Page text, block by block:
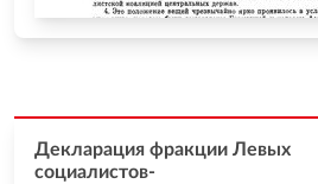
Декларация фракции Левых
социалистов-